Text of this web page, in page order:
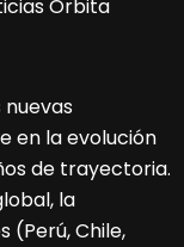
en la evolución
de trayectoria.
la
(Perú, Chile,